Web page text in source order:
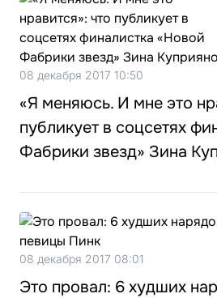
08 декабря 2017 10:50
«Я меняюсь. И мне это
публикует в соцсетях
Фабрики звезд» Зина
08 декабря 2017 08:01
Это провал: 6 худших